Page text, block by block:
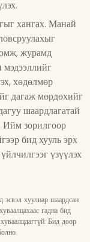
хангах. Манай
журамд
хөдөлмөр
дагаж мөрдөхийг
шаардлагатай
Ийм зорилгоор
бид хууль эрх
үзүүлэх
хуулиар шаардсан
гадна бид
Бид доор